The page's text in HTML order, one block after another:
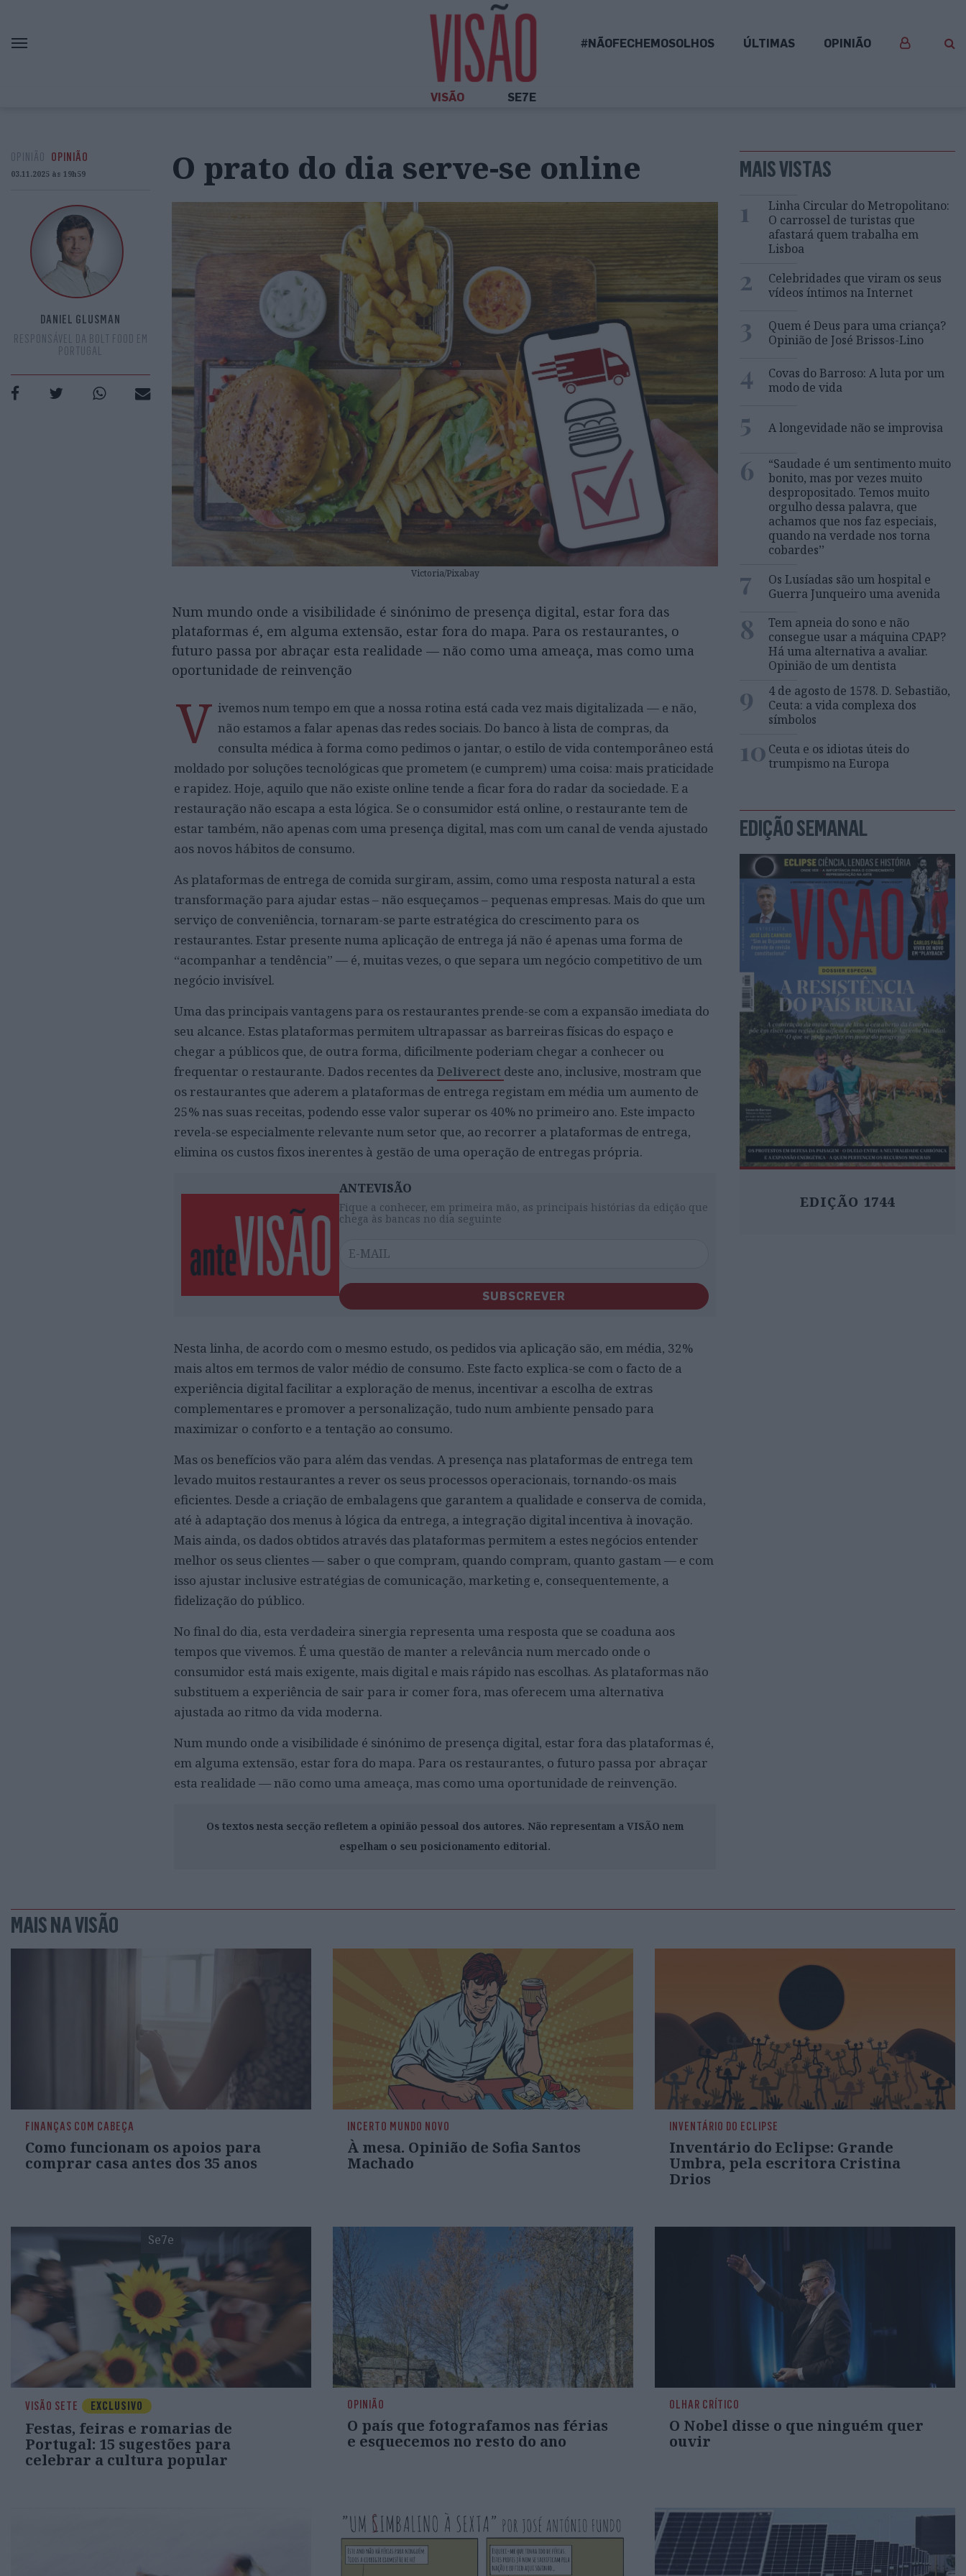
#NÃOFECHEMOSOLHOS ÚLTIMAS OPINIÃO
VISÃO SE7E
OPINIÃO OPINIÃO
03.11.2025 às 19h59
DANIEL GLUSMAN
RESPONSÁVEL DA BOLT FOOD EM
PORTUGAL
O prato do dia serve-se online
Victoria/Pixabay
Num mundo onde a visibilidade é sinónimo de presença digital, estar fora das
plataformas é, em alguma extensão, estar fora do mapa. Para os restaurantes, o
futuro passa por abraçar esta realidade — não como uma ameaça, mas como uma
oportunidade de reinvenção
V ivemos num tempo em que a nossa rotina está cada vez mais digitalizada — e não,
não estamos a falar apenas das redes sociais. Do banco à lista de compras, da
consulta médica à forma como pedimos o jantar, o estilo de vida contemporâneo está
moldado por soluções tecnológicas que prometem (e cumprem) uma coisa: mais praticidade
e rapidez. Hoje, aquilo que não existe online tende a ficar fora do radar da sociedade. E a
restauração não escapa a esta lógica. Se o consumidor está online, o restaurante tem de
estar também, não apenas com uma presença digital, mas com um canal de venda ajustado
aos novos hábitos de consumo.
As plataformas de entrega de comida surgiram, assim, como uma resposta natural a esta
transformação para ajudar estas – não esqueçamos – pequenas empresas. Mais do que um
serviço de conveniência, tornaram-se parte estratégica do crescimento para os
restaurantes. Estar presente numa aplicação de entrega já não é apenas uma forma de
“acompanhar a tendência” — é, muitas vezes, o que separa um negócio competitivo de um
negócio invisível.
Uma das principais vantagens para os restaurantes prende-se com a expansão imediata do
seu alcance. Estas plataformas permitem ultrapassar as barreiras físicas do espaço e
chegar a públicos que, de outra forma, dificilmente poderiam chegar a conhecer ou
frequentar o restaurante. Dados recentes da Deliverect deste ano, inclusive, mostram que
os restaurantes que aderem a plataformas de entrega registam em média um aumento de
25% nas suas receitas, podendo esse valor superar os 40% no primeiro ano. Este impacto
revela-se especialmente relevante num setor que, ao recorrer a plataformas de entrega,
elimina os custos fixos inerentes à gestão de uma operação de entregas própria.
ANTEVISÃO
Fique a conhecer, em primeira mão, as principais histórias da edição que
chega às bancas no dia seguinte
SUBSCREVER
Nesta linha, de acordo com o mesmo estudo, os pedidos via aplicação são, em média, 32%
mais altos em termos de valor médio de consumo. Este facto explica-se com o facto de a
experiência digital facilitar a exploração de menus, incentivar a escolha de extras
complementares e promover a personalização, tudo num ambiente pensado para
maximizar o conforto e a tentação ao consumo.
Mas os benefícios vão para além das vendas. A presença nas plataformas de entrega tem
levado muitos restaurantes a rever os seus processos operacionais, tornando-os mais
eficientes. Desde a criação de embalagens que garantem a qualidade e conserva de comida,
até à adaptação dos menus à lógica da entrega, a integração digital incentiva à inovação.
Mais ainda, os dados obtidos através das plataformas permitem a estes negócios entender
melhor os seus clientes — saber o que compram, quando compram, quanto gastam — e com
isso ajustar inclusive estratégias de comunicação, marketing e, consequentemente, a
fidelização do público.
No final do dia, esta verdadeira sinergia representa uma resposta que se coaduna aos
tempos que vivemos. É uma questão de manter a relevância num mercado onde o
consumidor está mais exigente, mais digital e mais rápido nas escolhas. As plataformas não
substituem a experiência de sair para ir comer fora, mas oferecem uma alternativa
ajustada ao ritmo da vida moderna.
Num mundo onde a visibilidade é sinónimo de presença digital, estar fora das plataformas é,
em alguma extensão, estar fora do mapa. Para os restaurantes, o futuro passa por abraçar
esta realidade — não como uma ameaça, mas como uma oportunidade de reinvenção.
Os textos nesta secção refletem a opinião pessoal dos autores. Não representam a VISÃO nem
espelham o seu posicionamento editorial.
MAIS VISTAS
1
Linha Circular do Metropolitano:
O carrossel de turistas que
afastará quem trabalha em
Lisboa
2
Celebridades que viram os seus
vídeos íntimos na Internet
3
Quem é Deus para uma criança?
Opinião de José Brissos-Lino
4
Covas do Barroso: A luta por um
modo de vida
5 A longevidade não se improvisa
6
“Saudade é um sentimento muito
bonito, mas por vezes muito
despropositado. Temos muito
orgulho dessa palavra, que
achamos que nos faz especiais,
quando na verdade nos torna
cobardes’’
7
Os Lusíadas são um hospital e
Guerra Junqueiro uma avenida
8
Tem apneia do sono e não
consegue usar a máquina CPAP?
Há uma alternativa a avaliar.
Opinião de um dentista
9
4 de agosto de 1578. D. Sebastião,
Ceuta: a vida complexa dos
símbolos
10 Ceuta e os idiotas úteis do
trumpismo na Europa
EDIÇÃO SEMANAL
EDIÇÃO 1744
MAIS NA VISÃO
FINANÇAS COM CABEÇA
Como funcionam os apoios para
comprar casa antes dos 35 anos
INCERTO MUNDO NOVO
À mesa. Opinião de Sofia Santos
Machado
INVENTÁRIO DO ECLIPSE
Inventário do Eclipse: Grande
Umbra, pela escritora Cristina
Drios
Se7e
VISÃO SETE EXCLUSIVO
Festas, feiras e romarias de
Portugal: 15 sugestões para
celebrar a cultura popular
OPINIÃO
O país que fotografamos nas férias
e esquecemos no resto do ano
OLHAR CRÍTICO
O Nobel disse o que ninguém quer
ouvir